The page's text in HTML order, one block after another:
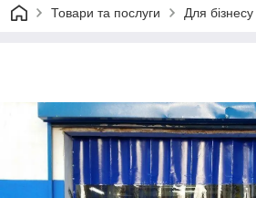
Товари та послуги Для